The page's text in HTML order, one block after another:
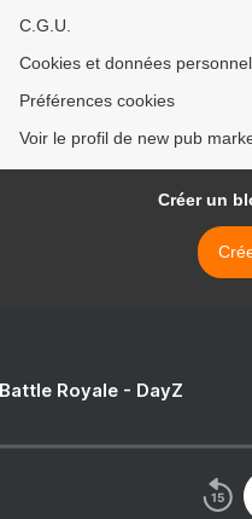
C.G.U.
Cookies et données
Préférences cookies
Voir le profil de new pub
Créer un
Royale - DayZ